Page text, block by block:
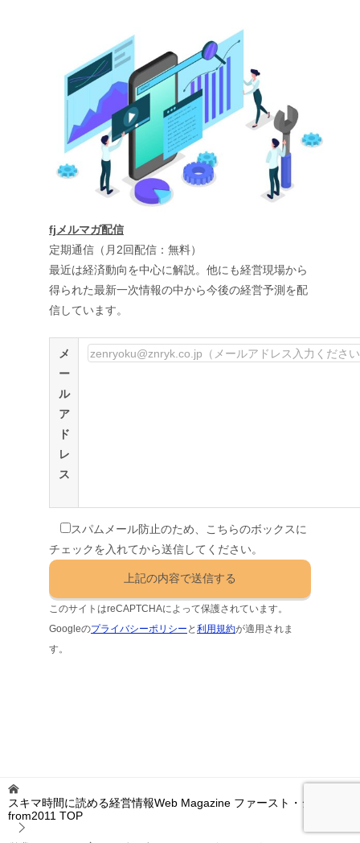
fjメルマガ配信
定期通信（月2回配信：無料）
最近は経済動向を中心に解説。他にも経営現場から
得られた最新一次情報の中から今後の経営予測を配
信しています。
メ
ー
ル
ア
ド
レ
ス
スパムメール防止のため、こちらのボックスに
チェックを入れてから送信してください。
このサイトはreCAPTCHAによって保護されています。
Googleのプライバシーポリシー と利用規約が適用されま
す。
スキマ時間に読める経営情報Web Magazine ファースト・ジャッジ
from2011 TOP